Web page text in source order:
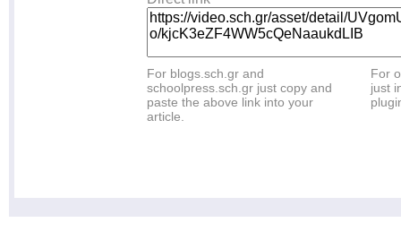
For blogs.sch.gr and
schoolpress.sch.gr just copy and
paste the above link into your
article.
For
just